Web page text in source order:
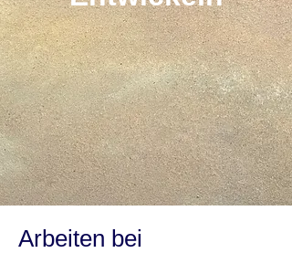
Arbeiten bei